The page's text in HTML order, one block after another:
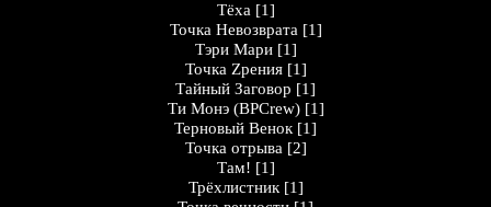
Тёха [1]
Точка Невозврата [1]
Тэри Мари [1]
Точка Zрения [1]
Тайный Заговор [1]
Ти Монэ (BPCrew) [1]
Терновый Венок [1]
Точка отрыва [2]
Там! [1]
Трёхлистник [1]